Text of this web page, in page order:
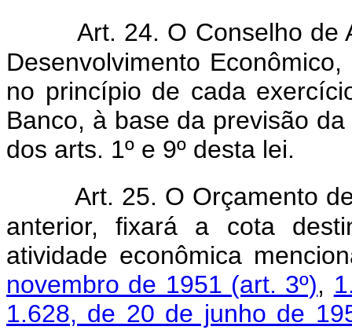
Art. 24. O Conselho de
Desenvolvimento
no princípio de cada
Banco, à base da previsão
dos arts. 1º e 9º desta lei.
Art. 25. O Orçamento
anterior, fixará a cota
atividade econômica
novembro de 1951 (art. 3º),
1.628, de 20 de junho de